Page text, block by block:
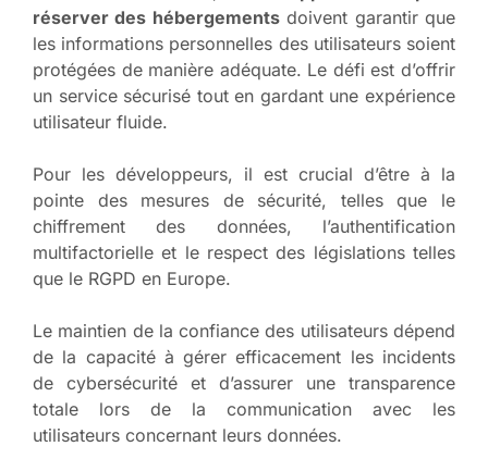
réserver des hébergementsdoivent garantir que
les informations personnelles des utilisateurs soient
protégées de manière adéquate. Le défi est d’offrir
un service sécurisé tout en gardant une expérience
utilisateur fluide.
Pour les développeurs, il est crucial d’être à la
pointe des mesures de sécurité, telles que le
chiffrement des données, l’authentification
multifactorielle et le respect des législations telles
que le RGPD en Europe.
Le maintien de la confiance des utilisateurs dépend
de la capacité à gérer efficacement les incidents
de cybersécurité et d’assurer une transparence
totale lors de la communication avec les
utilisateurs concernant leurs données.